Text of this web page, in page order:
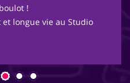
!
et longue vie au Studio